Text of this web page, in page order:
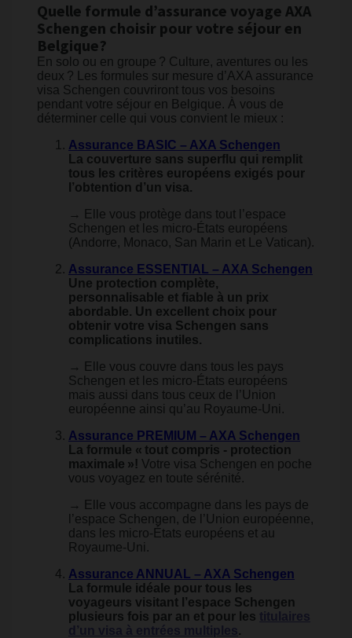
Quelle formule d’assurance voyage AXA
Schengen choisir pour votre séjour en
Belgique?
En solo ou en groupe ? Culture, aventures ou les
deux ? Les formules sur mesure d’AXA assurance
visa Schengen couvriront tous vos besoins
pendant votre séjour en Belgique. À vous de
déterminer celle qui vous convient le mieux :
Assurance BASIC – AXA Schengen
La couverture sans superflu qui remplit
tous les critères européens exigés pour
l’obtention d’un visa.
→ Elle vous protège dans tout l’espace
Schengen et les micro-États européens
(Andorre, Monaco, San Marin et Le Vatican).
Assurance ESSENTIAL – AXA Schengen
Une protection complète,
personnalisable et fiable à un prix
abordable. Un excellent choix pour
obtenir votre visa Schengen sans
complications inutiles.
→ Elle vous couvre dans tous les pays
Schengen et les micro-États européens
mais aussi dans tous ceux de l’Union
européenne ainsi qu’au Royaume-Uni.
Assurance PREMIUM – AXA Schengen
La formule « tout compris - protection
maximale »! Votre visa Schengen en poche
vous voyagez en toute sérénité.
→ Elle vous accompagne dans les pays de
l’espace Schengen, de l’Union européenne,
dans les micro-États européens et au
Royaume-Uni.
Assurance ANNUAL – AXA Schengen
La formule idéale pour tous les
voyageurs visitant l’espace Schengen
plusieurs fois par an et pour les titulaires
d’un visa à entrées multiples.